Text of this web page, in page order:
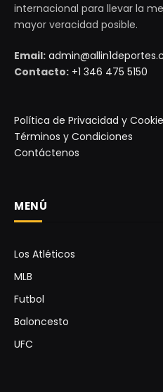
internacional para llevar la
mayor veracidad posible.
Email:
Contacto: +1 346 475 5150
Política de Privacidad y
Términos y Condiciones
Contáctenos
MENÚ
Los Atléticos
MLB
Futbol
Baloncesto
UFC